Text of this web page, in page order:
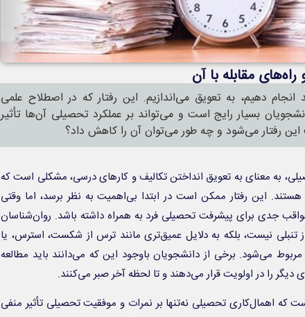
مقابله با آن
انجام دهیم، به تعویق می‌اندازیم. این رفتار که در اصطلاح علمی
بسیار رایج است و می‌تواند بر عملکرد تحصیلی آن‌ها تأثیر
این رفتار می‌شود و چه طور می‌توان آن را کاهش داد؟
به معنای به تعویق انداختن تکالیف و کارهای درسی، مشکلی است که
هستند. این رفتار ممکن است در ابتدا بی‌اهمیت به نظر برسد، اما وقتی
جدی برای پیشرفت تحصیلی فرد به همراه داشته باشد. روان‌شناسان
تنبلی نیست، بلکه به دلایل عمیق‌تری مانند ترس از شکست، استرس، یا
مربوط می‌شود. برخی از دانشجویان باوجود این که می‌دانند باید مطالعه
دیگر را در اولویت قرار می‌دهند و تا لحظه آخر صبر می‌کنند.
اهمال‌کاری تحصیلی نه‌تنها بر نمرات و موفقیت تحصیلی تأثیر منفی